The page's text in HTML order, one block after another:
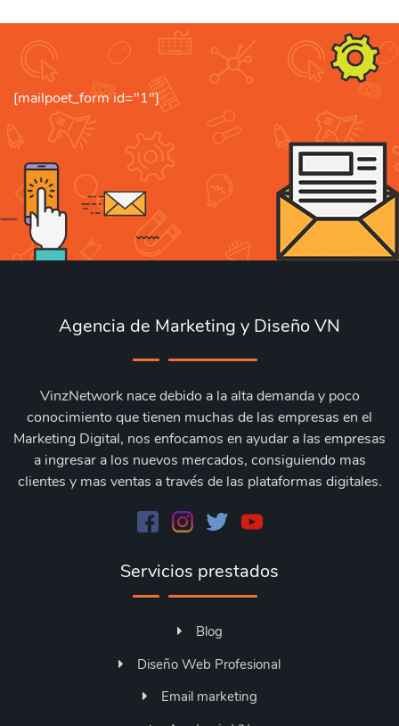
[mailpoet_form id="1"]
Agencia de Marketing y Diseño VN
VinzNetwork nace debido a la alta demanda y poco
conocimiento que tienen muchas de las empresas en el
Marketing Digital, nos enfocamos en ayudar a las empresas
a ingresar a los nuevos mercados, consiguiendo mas
clientes y mas ventas a través de las plataformas digitales.
Servicios prestados
Blog
Diseño Web Profesional
Email marketing